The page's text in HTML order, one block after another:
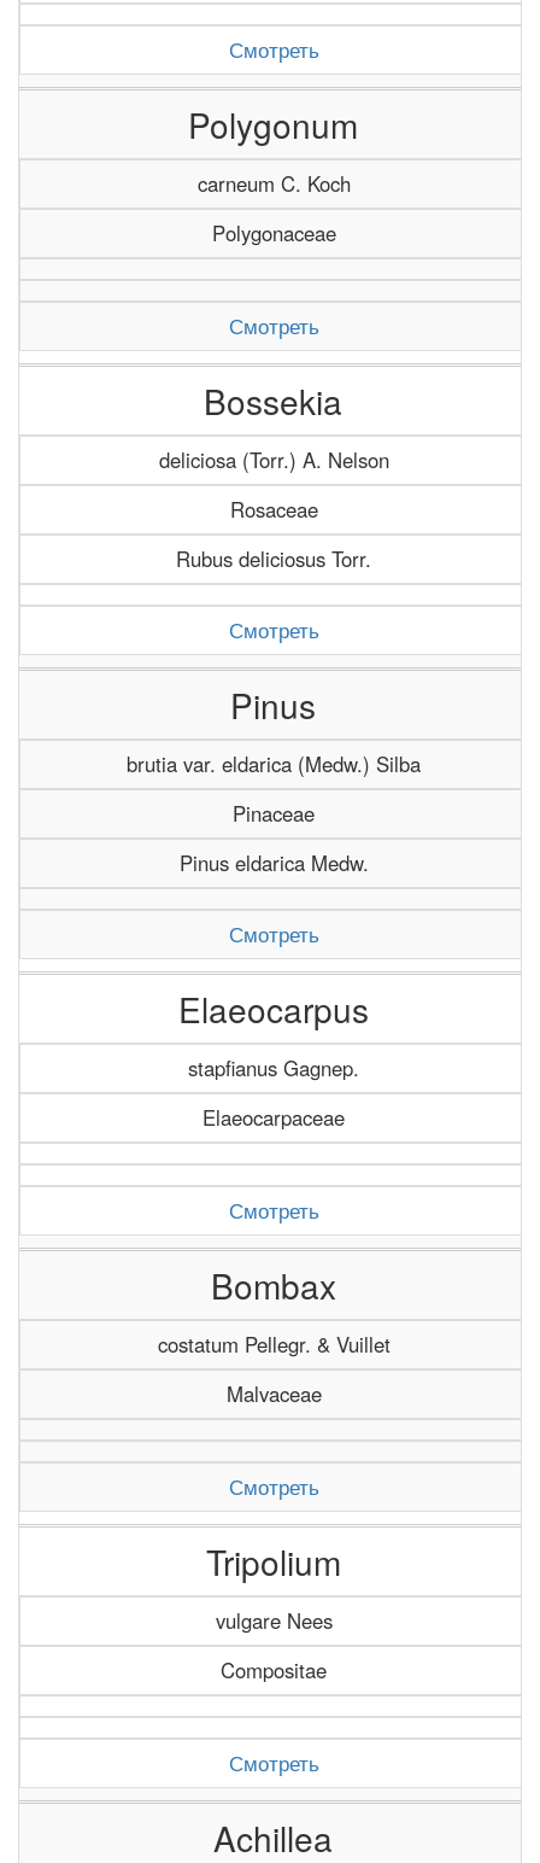
Смотреть
Polygonum
carneum C. Koch
Polygonaceae
Смотреть
Bossekia
deliciosa (Torr.) A. Nelson
Rosaceae
Rubus deliciosus Torr.
Смотреть
Pinus
brutia var. eldarica (Medw.) Silba
Pinaceae
Pinus eldarica Medw.
Смотреть
Elaeocarpus
stapfianus Gagnep.
Elaeocarpaceae
Смотреть
Bombax
costatum Pellegr. & Vuillet
Malvaceae
Смотреть
Tripolium
vulgare Nees
Compositae
Смотреть
Achillea